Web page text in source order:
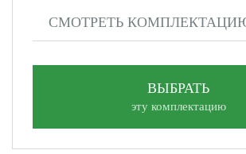
СМОТРЕТЬ
ВЫБРАТЬ
эту комплектацию